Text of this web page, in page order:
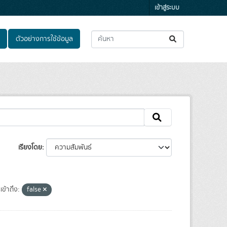
เข้าสู่ระบบ
ตัวอย่างการใช้ข้อมูล
เรียงโดย
ข้าถึง: false